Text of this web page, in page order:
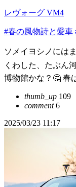
レヴォーグ VM4
#春の風物詩と愛車
ソメイヨシノには
くわした、たぶん
博物館かな？🤔 春
thumb_up 109
comment6
2025/03/23 11:17